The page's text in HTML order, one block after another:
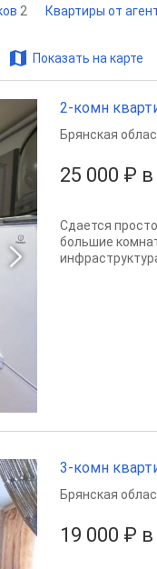
2 Квартиры от
Показать на карте
2-комн
25 000 ₽
Брянская
Сдается
большие
3-комн
19 000 ₽
Брянская